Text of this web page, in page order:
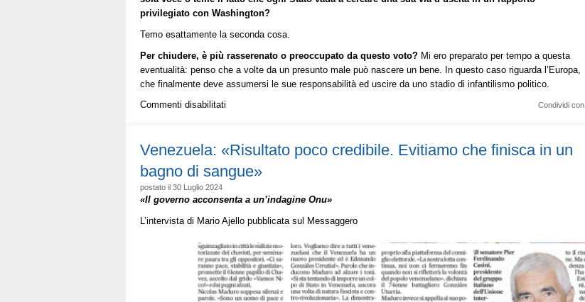
privilegiato con Washington?
Temo esattamente la seconda cosa.
Per chiudere, è più rasserenato o preoccupato da questo voto? Mi ero preparato per tempo a questa
eventualità: penso che a volte da un presunto male può nascere un bene. In questo caso riguarda l’Europa,
che finalmente deve assumersi le sue responsabilità ed uscire da uno stadio di infantilismo politico.
Commenti disabilitati
«I
dem
hanno
esagerato
cultura
woke.
Trump
non
sarà
così
semplice
Condividi con
Venezuela: «Risultato poco credibile. Evitiamo che finisca in un
bagno di sangue»
postato il 30 Luglio 2024
«Il governo acconsenta a un’indagine Onu»
L’intervista di Mario Ajello pubblicata sul Messaggero